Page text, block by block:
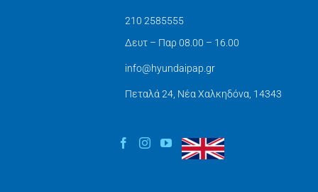
210 2585555
Δευτ – Παρ 08.00 – 16.00
info@hyundaipap.gr
Πεταλά 24, Νέα Χαλκηδόνα, 14343